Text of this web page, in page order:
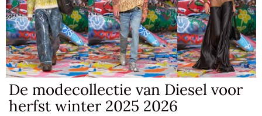
De modecollectie van Diesel voor
herfst winter 2025 2026